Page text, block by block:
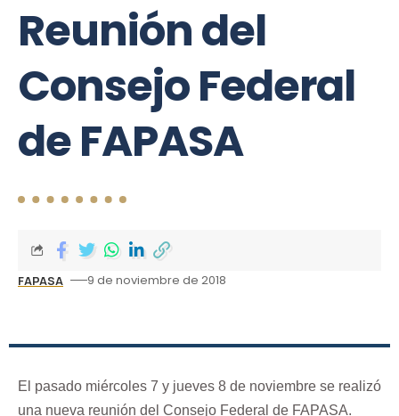
Reunión del
Consejo Federal
de FAPASA
FAPASA 9 de noviembre de 2018
El pasado miércoles 7 y jueves 8 de noviembre se realizó
una nueva reunión del Consejo Federal de FAPASA.